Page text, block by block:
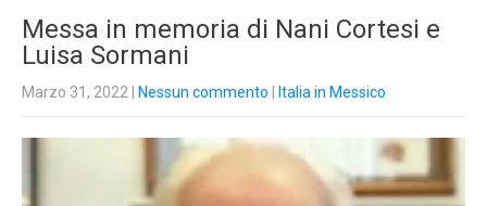
Messa in memoria di Nani Cortesi e
Luisa Sormani
Marzo 31, 2022 Nessun commento Italia in Messico